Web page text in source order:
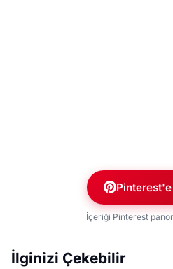
İçeriği Pinterest
İlginizi Çekebilir